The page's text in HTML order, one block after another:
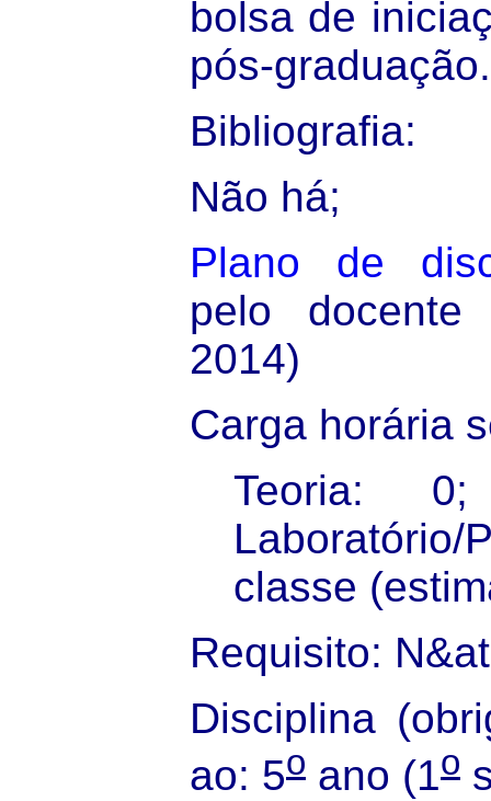
bolsa de
pós-graduação.
Bibliografia:
Não há;
Plano de
pelo docente
2014)
Carga horária
Teoria: 0
Laboratório/
classe
Requisito:
Disciplina
ao: 5o ano (1o